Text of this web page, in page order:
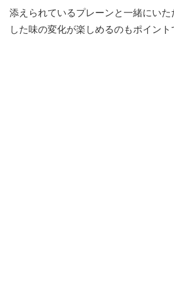
添えられているプレーンと一緒にいた
した味の変化が楽しめるのもポイント